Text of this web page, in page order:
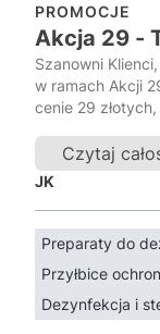
PROMOCJE
Akcja 29 -
Szanowni
w ramach Akcji
cenie 29
Czytaj
JK
Preparaty do
Przyłbice
Dezynfekcja i